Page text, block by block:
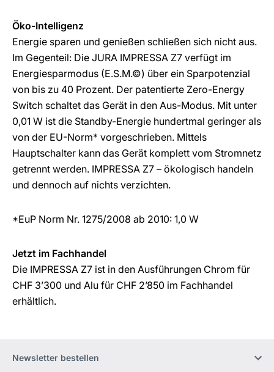
Öko-Intelligenz
Energie sparen und genießen schließen sich nicht aus.
Im Gegenteil: Die JURA IMPRESSA Z7 verfügt im
Energiesparmodus (E.S.M.©) über ein Sparpotenzial
von bis zu 40 Prozent. Der patentierte Zero-Energy
Switch schaltet das Gerät in den Aus-Modus. Mit unter
0,01 W ist die Standby-Energie hundertmal geringer als
von der EU-Norm* vorgeschrieben. Mittels
Hauptschalter kann das Gerät komplett vom Stromnetz
getrennt werden. IMPRESSA Z7 – ökologisch handeln
und dennoch auf nichts verzichten.
*EuP Norm Nr. 1275/2008 ab 2010: 1,0 W
Jetzt im Fachhandel
Die IMPRESSA Z7 ist in den Ausführungen Chrom für
CHF 3’300 und Alu für CHF 2’850 im Fachhandel
erhältlich.
Newsletter bestellen